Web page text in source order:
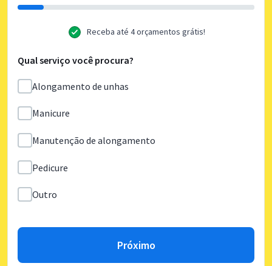
Receba até 4 orçamentos grátis!
Qual serviço você procura?
Alongamento de unhas
Manicure
Manutenção de alongamento
Pedicure
Outro
Próximo